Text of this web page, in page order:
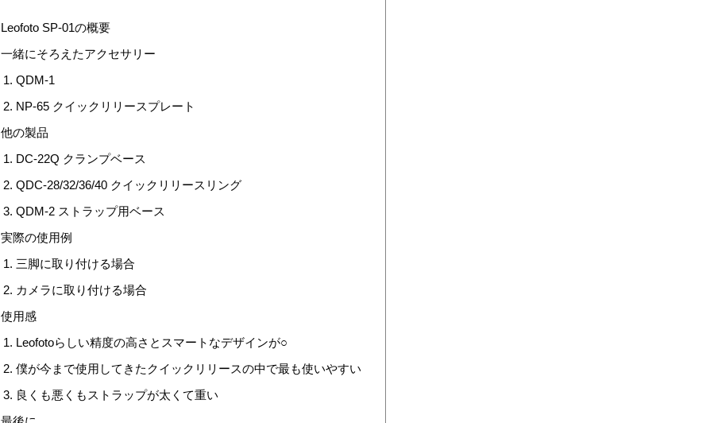
Leofoto SP-01の概要
一緒にそろえたアクセサリー
QDM-1
NP-65 クイックリリースプレート
他の製品
DC-22Q クランプベース
QDC-28/32/36/40 クイックリリースリング
QDM-2 ストラップ用ベース
実際の使用例
三脚に取り付ける場合
カメラに取り付ける場合
使用感
Leofotoらしい精度の高さとスマートなデザインが○
僕が今まで使用してきたクイックリリースの中で最も使いやすい
良くも悪くもストラップが太くて重い